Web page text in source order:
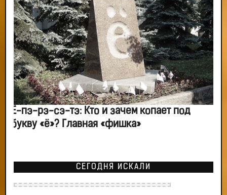
Ё-пэ-рэ-сэ-тэ: Кто и зачем копает под
букву «ё»? Главная «фишка»
СЕГОДНЯ ИСКАЛИ